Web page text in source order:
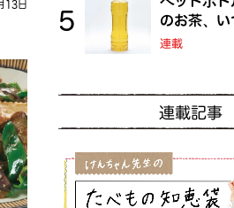
13日
のお茶、
る？
連載
連載記事